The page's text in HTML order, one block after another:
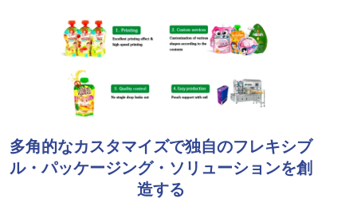
多角的なカスタマイズで独自のフレキシブ
ル・パッケージング・ソリューションを創
造する